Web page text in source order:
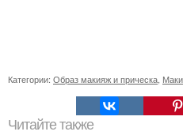
Категории: Образ макияж и прическа
Читайте также